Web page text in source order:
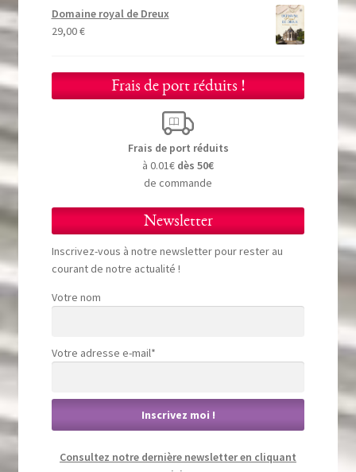
Domaine royal de Dreux
29,00€
Frais de port réduits !
Frais de port réduits
à 0.01€ dès 50€
de commande
Newsletter
Inscrivez-vous à notre newsletter pour rester au
courant de notre actualité !
Votre nom
Votre adresse e-mail*
Consultez notre dernière newsletter en cliquant